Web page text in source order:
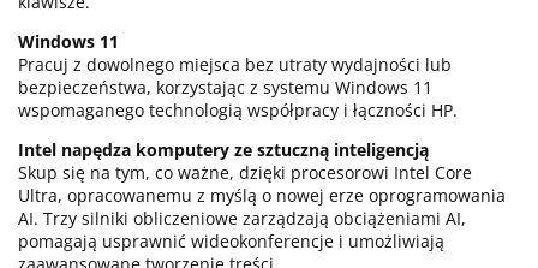
Windows 11
Pracuj z dowolnego miejsca bez utraty wydajności lub
bezpieczeństwa, korzystając z systemu Windows 11
wspomaganego technologią współpracy i łączności HP.
Intel napędza komputery ze sztuczną inteligencją
Skup się na tym, co ważne, dzięki procesorowi Intel Core
Ultra, opracowanemu z myślą o nowej erze oprogramowania
AI. Trzy silniki obliczeniowe zarządzają obciążeniami AI,
pomagają usprawnić wideokonferencje i umożliwiają